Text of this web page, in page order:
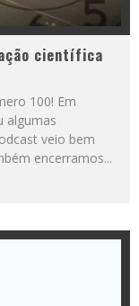
científica
100! Em
algumas
veio bem
encerramos...